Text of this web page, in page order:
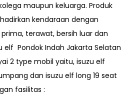
maupun keluarga. Produk
kendaraan dengan
terawat, bersih luar dan
elf Pondok Indah Jakarta Selatan
2 type mobil yaitu, isuzu elf
dan isuzu elf long 19 seat
fasilitas :